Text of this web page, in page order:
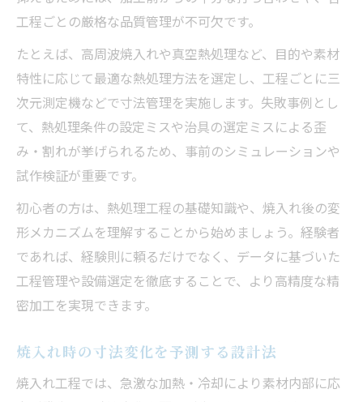
奈良県の加工現場で活きる変寸対策の知恵
焼入れ歪みを抑える取り代設計の勘所
精密加工の取り代設計で歪みリスクを防ぐ
焼入れ変形を見越した取り代の最適値とは
奈良県の精密加工で実践される勘所を紹介
取り代設計が熱処理後の仕上げ精度を左右
する
焼入れ歪みを抑えるための精密加工ノウハ
ウ
精密加工現場で役立つ熱処理の知識
精密加工に不可欠な熱処理基礎知識の整理
取り代設計に生きる焼入れ現象の基礎解説
奈良県の現場で役立つ熱処理の最新動向
工程ごとの厳格な品質管理が不可欠です。
たとえば、高周波焼入れや真空熱処理など、目的や素材
特性に応じて最適な熱処理方法を選定し、工程ごとに三
次元測定機などで寸法管理を実施します。失敗事例とし
て、熱処理条件の設定ミスや治具の選定ミスによる歪
み・割れが挙げられるため、事前のシミュレーションや
試作検証が重要です。
初心者の方は、熱処理工程の基礎知識や、焼入れ後の変
形メカニズムを理解することから始めましょう。経験者
であれば、経験則に頼るだけでなく、データに基づいた
工程管理や設備選定を徹底することで、より高精度な精
密加工を実現できます。
焼入れ時の寸法変化を予測する設計法
焼入れ工程では、急激な加熱・冷却により素材内部に応